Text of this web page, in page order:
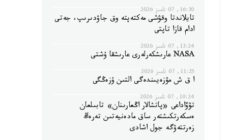
16:30, 07 تامىز 2026
تايلاندتا وقۋشى مەكتەپتە وق جاۋدىرىپ، جەتى
ادام قازا تاپتى
13:24, 07 تامىز 2026
NASA عارىشكەرلەرى عارىشقا ۇشتى
11:25, 07 تامىز 2026
ا ق ش مۋزەيىندەگى التىن ۇزەڭگى
10:24, 07 تامىز 2026
تۋۆاداعى «پاتشالار اڭعارىنان» تابىلعان
ەسكەرتكىشتەر ساق مادەنيەتىن تەرەڭ
زەرتتەۋگە جول اشادى